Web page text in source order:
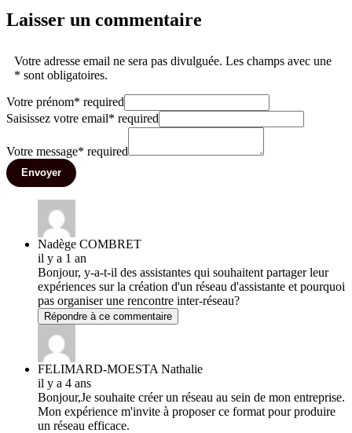
Laisser un commentaire
Votre adresse email ne sera pas divulguée. Les champs avec une
* sont obligatoires.
Votre prénom* required
Saisissez votre email* required
Votre message* required
Envoyer
Nadège COMBRET
il y a 1 an
Bonjour, y-a-t-il des assistantes qui souhaitent partager leur
expériences sur la création d'un réseau d'assistante et pourquoi
pas organiser une rencontre inter-réseau?
Répondre à ce commentaire
FELIMARD-MOESTA Nathalie
il y a 4 ans
Bonjour,Je souhaite créer un réseau au sein de mon entreprise.
Mon expérience m'invite à proposer ce format pour produire
un réseau efficace.